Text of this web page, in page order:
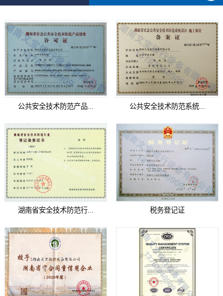
公共安全技术防范产品... 公共安全技术防范系统...
湖南省安全技术防范行... 税务登记证